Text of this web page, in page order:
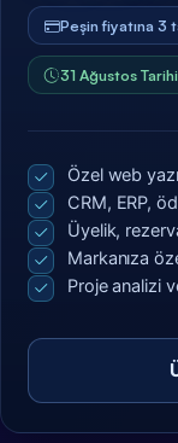
Peşin fiyatına 3
31 Ağustos
Özel web
CRM, ERP,
Üyelik,
Markanıza
Proje analizi